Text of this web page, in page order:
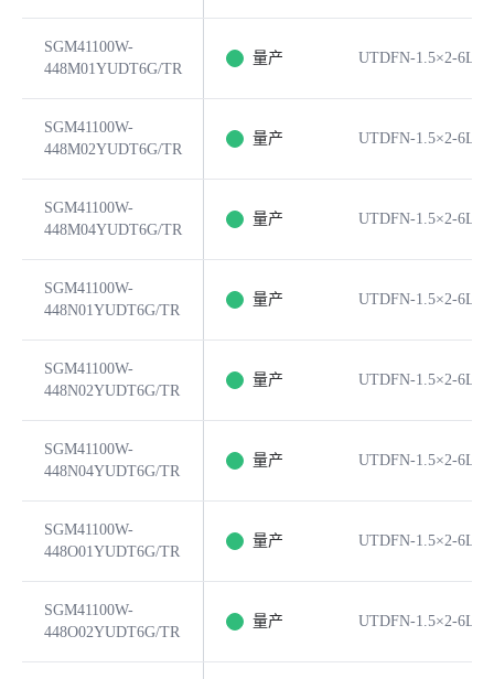
SGM41100W-
448M01YUDT6G/TR
量产 UTDFN-1.5×2-6L
SGM41100W-
448M02YUDT6G/TR
量产 UTDFN-1.5×2-6L
SGM41100W-
448M04YUDT6G/TR
量产 UTDFN-1.5×2-6L
SGM41100W-
448N01YUDT6G/TR
量产 UTDFN-1.5×2-6L
SGM41100W-
448N02YUDT6G/TR
量产 UTDFN-1.5×2-6L
SGM41100W-
448N04YUDT6G/TR
量产 UTDFN-1.5×2-6L
SGM41100W-
448O01YUDT6G/TR
量产 UTDFN-1.5×2-6L
SGM41100W-
448O02YUDT6G/TR
量产 UTDFN-1.5×2-6L